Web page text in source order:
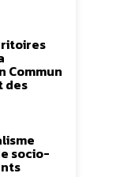
Commun
des
socio-